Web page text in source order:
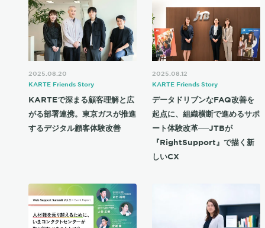
2025.08.20
KARTE Friends Story
KARTEで深まる顧客理解と広
がる部署連携。東京ガスが推進
するデジタル顧客体験改善
2025.08.12
KARTE Friends Story
データドリブンなFAQ改善を
起点に、組織横断で進めるサポ
ート体験改革──JTBが
『RightSupport』で描く新
しいCX